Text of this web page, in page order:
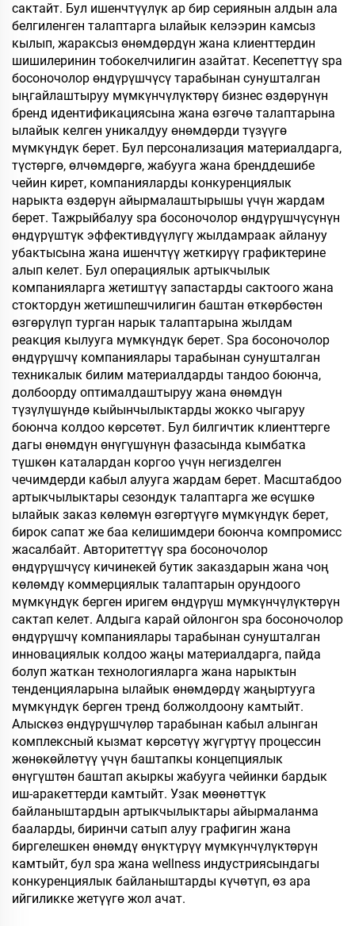
сактайт. Бул ишенчтүүлүк ар бир сериянын алдын ала
белгиленген талаптарга ылайык келээрин камсыз
кылып, жараксыз өнөмдөрдүн жана клиенттердин
шишилеринин тобокелчилигин азайтат. Кесепеттүү spa
босоночолор өндүрүшчүсү тарабынан сунушталган
ыңгайлаштыруу мүмкүнчүлүктөрү бизнес өздөрүнүн
бренд идентификациясына жана өзгөчө талаптарына
ылайык келген уникалдуу өнөмдөрди түзүүгө
мүмкүндүк берет. Бул персонализация материалдарга,
түстөргө, өлчөмдөргө, жабууга жана бренддешибе
чейин кирет, компанияларды конкуренциялык
нарыкта өздөрүн айырмалаштырышы үчүн жардам
берет. Тажрыйбалуу spa босоночолор өндүрүшчүсүнүн
өндүрүштүк эффективдүүлүгү жылдамраак айлануу
убактысына жана ишенчтүү жеткирүү графиктерине
алып келет. Бул операциялык артыкчылык
компанияларга жетиштүү запастарды сактоого жана
стоктордун жетишпешчилигин баштан өткөрбөстөн
өзгөрүлүп турган нарык талаптарына жылдам
реакция кылууга мүмкүндүк берет. Spa босоночолор
өндүрүшчү компаниялары тарабынан сунушталган
техникалык билим материалдарды тандоо боюнча,
долбоорду оптималдаштыруу жана өнөмдүн
түзүлүшүндө кыйынчылыктарды жокко чыгаруу
боюнча колдоо көрсөтөт. Бул билгичтик клиенттерге
дагы өнөмдүн өнүгүшүнүн фазасында кымбатка
түшкөн каталардан коргоо үчүн негизделген
чечимдерди кабыл алууга жардам берет. Масштабдоо
артыкчылыктары сезондук талаптарга же өсүшкө
ылайык заказ көлөмүн өзгөртүүгө мүмкүндүк берет,
бирок сапат же баа келишимдери боюнча компромисс
жасалбайт. Авторитеттүү spa босоночолор
өндүрүшчүсү кичинекей бутик заказдарын жана чоң
көлөмдү коммерциялык талаптарын орундоого
мүмкүндүк берген иригем өндүрүш мүмкүнчүлүктөрүн
сактап келет. Алдыга карай ойлонгон spa босоночолор
өндүрүшчү компаниялары тарабынан сунушталган
инновациялык колдоо жаңы материалдарга, пайда
болуп жаткан технологияларга жана нарыктын
тенденцияларына ылайык өнөмдөрдү жаңыртууга
мүмкүндүк берген тренд болжолдоону камтыйт.
Алыскөз өндүрүшчүлөр тарабынан кабыл алынган
комплексный кызмат көрсөтүү жүгүртүү процессин
жөнөкөйлөтүү үчүн баштапкы концепциялык
өнүгүштөн баштап акыркы жабууга чейинки бардык
иш-аракеттерди камтыйт. Узак мөөнөттүк
байланыштардын артыкчылыктары айырмаланма
бааларды, биринчи сатып алуу графигин жана
биргелешкен өнөмдү өнүктүрүү мүмкүнчүлүктөрүн
камтыйт, бул spa жана wellness индустриясындагы
конкуренциялык байланыштарды күчөтүп, өз ара
ийгиликке жетүүгө жол ачат.